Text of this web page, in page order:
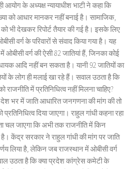
के अध्यक्ष न्यायाधीश भाटी ने कहा कि
को आधार मानकर नहीं बनाई है। सामाजिक,
भी देखकर रिपोर्ट तैयार की गई है। इसके लिए
वर्ग के परिवारों से संवाद किया गया है। यह
वर्ग की ऐसी 82 जातियां हैं, जिनका कोई
आदि नहीं बन सकता है। यानी 92 जातियों का
के लोग ही मलाई खा रहे हैं। सवाल उठता है कि
राजनीति में प्रतिनिधित्व नहीं मिलना चाहिए?
भर में जाति आधारित जनगणना की मांग की तो
दिया जाएगा। राहुल गांधी कहना रहा
चल जाएगा कि अभी तक राजनीति में किन
है। केंद्र सरकार ने राहुल गांधी की मांग पर जाति
लिया है, लेकिन जब राजस्थान में ओबीसी वर्ग
उठता है कि क्या प्रदेश कांग्रेस कमेटी के